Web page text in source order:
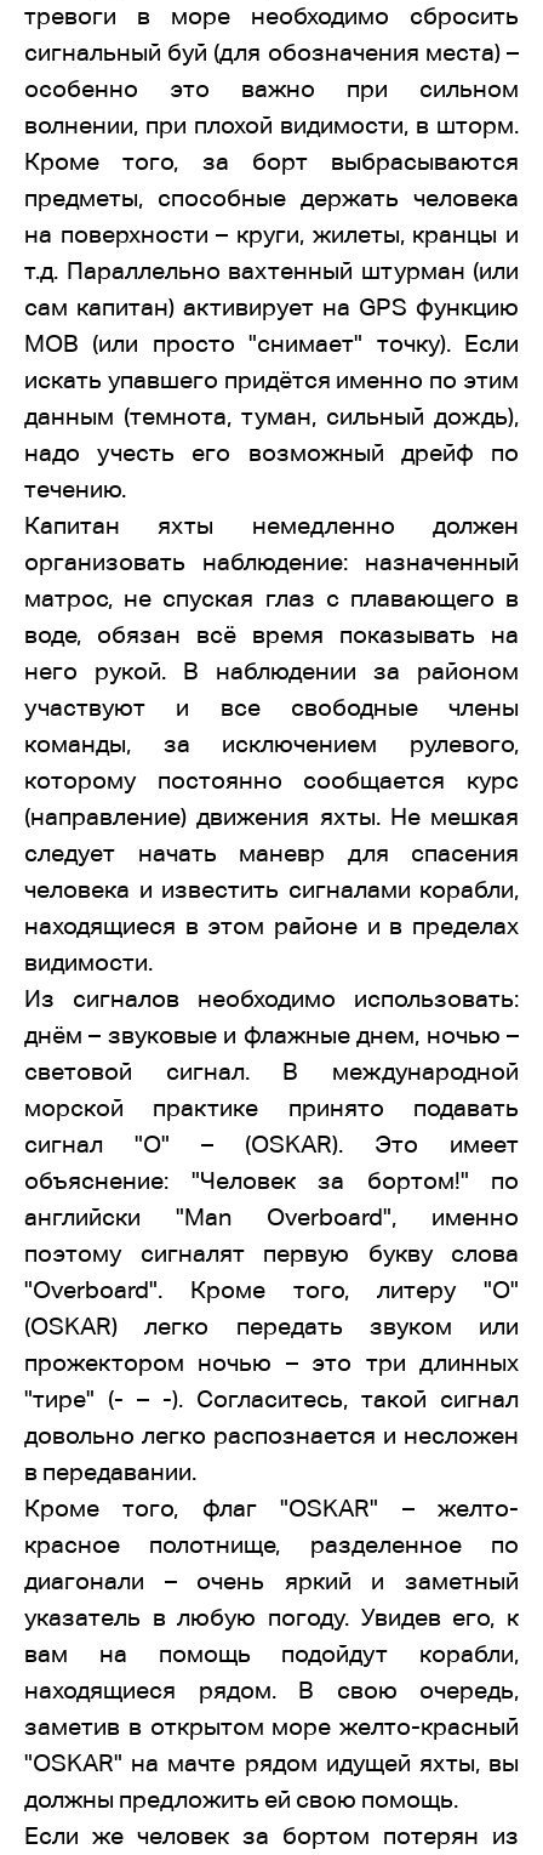
тревоги в море необходимо сбросить
сигнальный буй (для обозначения места) –
особенно это важно при сильном
волнении, при плохой видимости, в шторм.
Кроме того, за борт выбрасываются
предметы, способные держать человека
на поверхности – круги, жилеты, кранцы и
т.д. Параллельно вахтенный штурман (или
сам капитан) активирует на GPS функцию
MOB (или просто "снимает" точку). Если
искать упавшего придётся именно по этим
данным (темнота, туман, сильный дождь),
надо учесть его возможный дрейф по
течению.
Капитан яхты немедленно должен
организовать наблюдение: назначенный
матрос, не спуская глаз с плавающего в
воде, обязан всё время показывать на
него рукой. В наблюдении за районом
участвуют и все свободные члены
команды, за исключением рулевого,
которому постоянно сообщается курс
(направление) движения яхты. Не мешкая
следует начать маневр для спасения
человека и известить сигналами корабли,
находящиеся в этом районе и в пределах
видимости.
Из сигналов необходимо использовать:
днём – звуковые и флажные днем, ночью –
световой сигнал. В международной
морской практике принято подавать
сигнал "О" – (OSKAR). Это имеет
объяснение: "Человек за бортом!" по
английски "Man Overboard", именно
поэтому сигналят первую букву слова
"Overboard". Кроме того, литеру "О"
(OSKAR) легко передать звуком или
прожектором ночью – это три длинных
"тире" (- – -). Согласитесь, такой сигнал
довольно легко распознается и несложен
в передавании.
Кроме того, флаг "OSKAR" – желто-
красное полотнище, разделенное по
диагонали – очень яркий и заметный
указатель в любую погоду. Увидев его, к
вам на помощь подойдут корабли,
находящиеся рядом. В свою очередь,
заметив в открытом море желто-красный
"OSKAR" на мачте рядом идущей яхты, вы
должны предложить ей свою помощь.
Если же человек за бортом потерян из